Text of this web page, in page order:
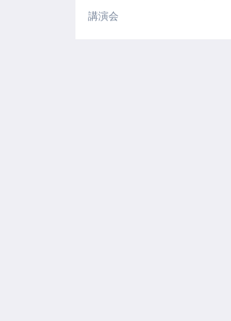
講演会